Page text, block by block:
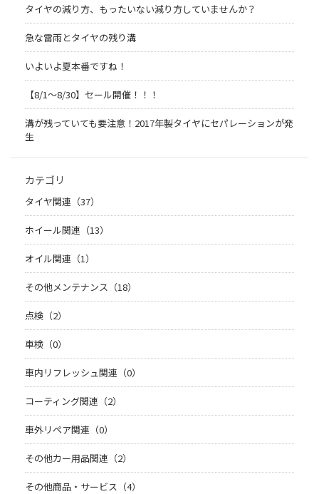
タイヤの減り方、もったいない減り方していませんか？
急な雷雨とタイヤの残り溝
いよいよ夏本番ですね！
【8/1～8/30】セール開催！！！
溝が残っていても要注意！2017年製タイヤにセパレーションが発
生
カテゴリ
タイヤ関連（37）
ホイール関連（13）
オイル関連（1）
その他メンテナンス（18）
点検（2）
車検（0）
車内リフレッシュ関連（0）
コーティング関連（2）
車外リペア関連（0）
その他カー用品関連（2）
その他商品・サービス（4）